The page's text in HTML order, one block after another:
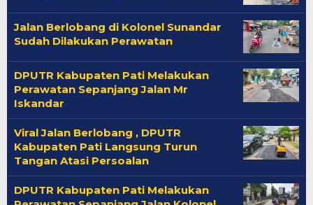
Jalan Berlobang di Kolonel Sunandar
Sudah Dilakukan Perawatan
DPUTR Kabupaten Pati Melakukan
Perawatan Sepanjang Jalan Mr
Iskandar
Viral Jalan Berlobang , DPUTR
Kabupaten Pati Langsung Turun
Tangan Atasi Persoalan
DPUTR Kabupaten Pati Melakukan